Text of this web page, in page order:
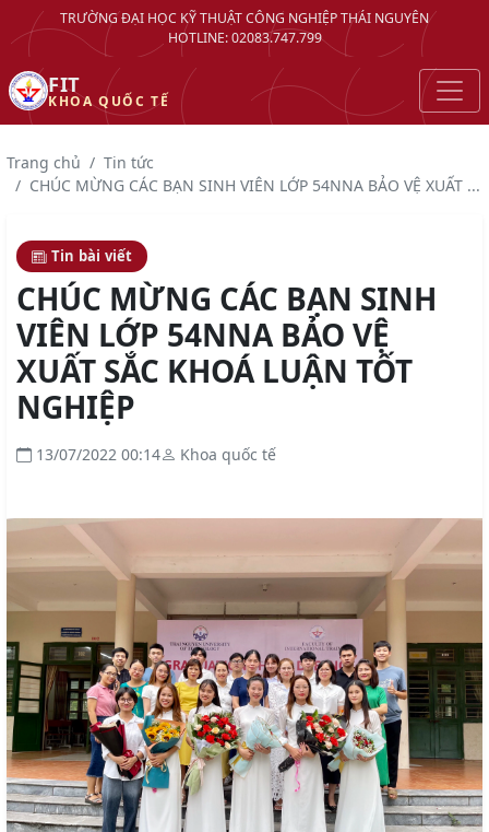
TRƯỜNG ĐẠI HỌC KỸ THUẬT CÔNG NGHIỆP THÁI NGUYÊN
HOTLINE: 02083.747.799
FIT
KHOA QUỐC TẾ
Trang chủ
Tin tức
CHÚC MỪNG CÁC BẠN SINH VIÊN LỚP 54NNA BẢO VỆ XUẤT ...
Tin bài viết
CHÚC MỪNG CÁC BẠN SINH
VIÊN LỚP 54NNA BẢO VỆ
XUẤT SẮC KHOÁ LUẬN TỐT
NGHIỆP
13/07/2022 00:14 Khoa quốc tế